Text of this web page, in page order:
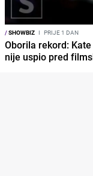
/SHOWBIZ I PRIJE 1 DAN
Oborila rekord:
nije uspio pred